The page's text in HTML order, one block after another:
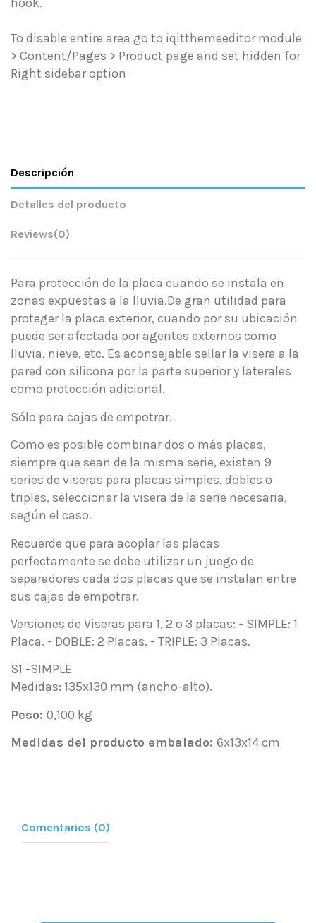
To disable entire area go to iqitthemeeditor module
> Content/Pages > Product page and set hidden for
Right sidebar option
Descripción
Detalles del producto
Reviews(0)
Para protección de la placa cuando se instala en
zonas expuestas a la lluvia.De gran utilidad para
proteger la placa exterior, cuando por su ubicación
puede ser afectada por agentes externos como
lluvia, nieve, etc. Es aconsejable sellar la visera a la
pared con silicona por la parte superior y laterales
como protección adicional.
Sólo para cajas de empotrar.
Como es posible combinar dos o más placas,
siempre que sean de la misma serie, existen 9
series de viseras para placas simples, dobles o
triples, seleccionar la visera de la serie necesaria,
según el caso.
Recuerde que para acoplar las placas
perfectamente se debe utilizar un juego de
separadores cada dos placas que se instalan entre
sus cajas de empotrar.
Versiones de Viseras para 1, 2 o 3 placas: - SIMPLE: 1
Placa. - DOBLE: 2 Placas. - TRIPLE: 3 Placas.
S1 -SIMPLE
Medidas: 135x130 mm (ancho-alto).
Peso: 0,100 kg
Medidas del producto embalado: 6x13x14 cm
Comentarios (0)